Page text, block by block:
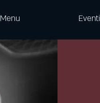
Menu Eventi